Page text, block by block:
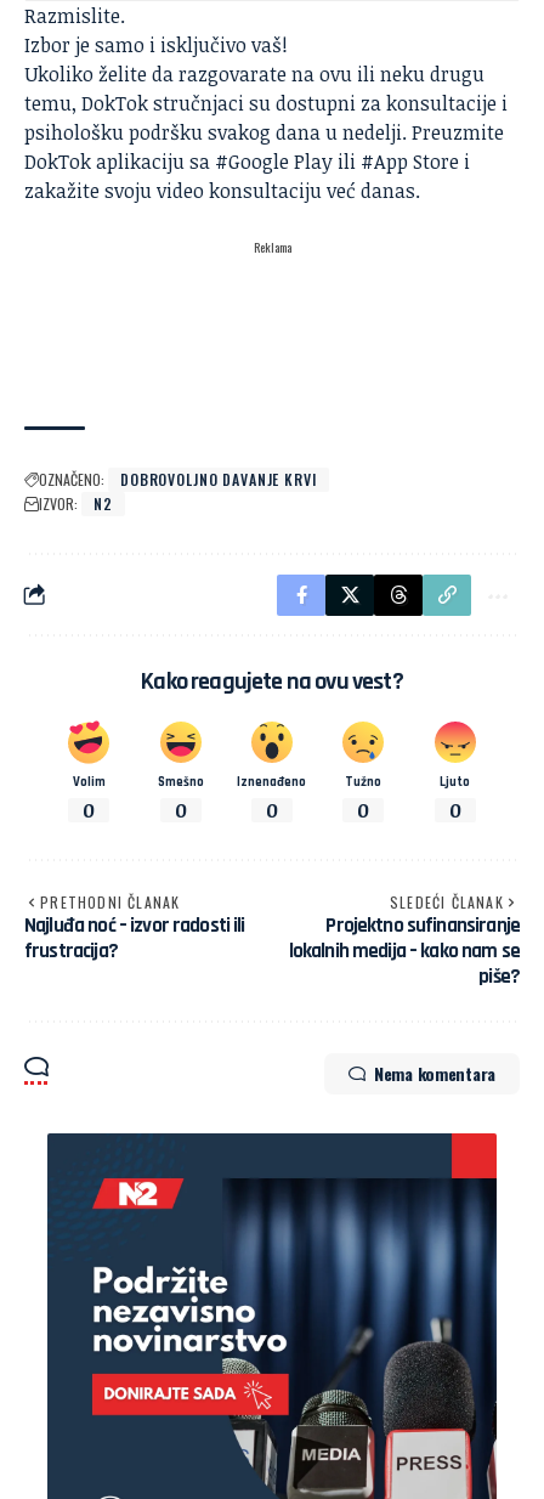
Razmislite.
Izbor je samo i isključivo vaš!
Ukoliko želite da razgovarate na ovu ili neku drugu
temu, DokTok stručnjaci su dostupni za konsultacije i
psihološku podršku svakog dana u nedelji. Preuzmite
DokTok aplikaciju sa #Google Play ili #App Store i
zakažite svoju video konsultaciju već danas.
Reklama
OZNAČENO:
DOBROVOLJNO DAVANJE KRVI
IZVOR:
N2
Kako reagujete na ovu vest?
Volim
0
Smešno
0
Iznenađeno
0
Tužno
0
Ljuto
0
PRETHODNI ČLANAK
Najluđa noć – izvor radosti ili
frustracija?
SLEDEĆI ČLANAK
Projektno sufinansiranje
lokalnih medija – kako nam se
piše?
Nema komentara